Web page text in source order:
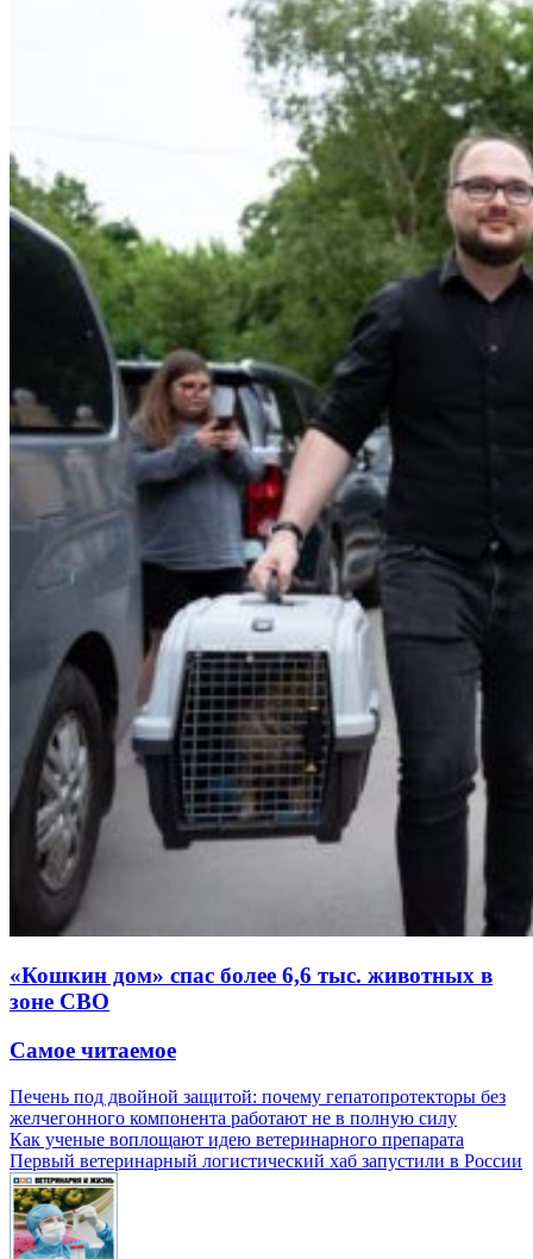
«Кошкин дом» спас более 6,6 тыс. животных в
зоне СВО
Самое читаемое
Печень под двойной защитой: почему гепатопротекторы без
желчегонного компонента работают не в полную силу
Как ученые воплощают идею ветеринарного препарата
Первый ветеринарный логистический хаб запустили в России